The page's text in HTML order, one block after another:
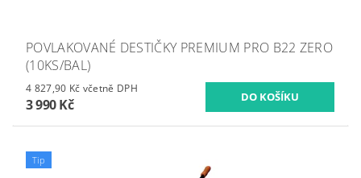
POVLAKOVANÉ DESTIČKY PREMIUM PRO B22 ZERO
(10KS/BAL)
4 827,90 Kč včetně DPH
3 990 Kč
Tip